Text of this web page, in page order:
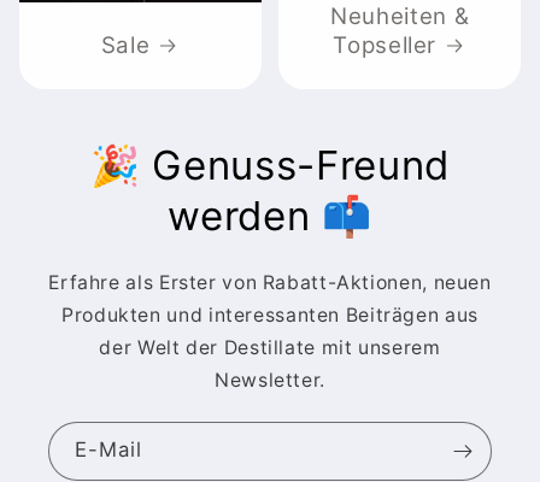
Sale
Neuheiten &
Topseller
🎉 Genuss-Freund
werden 📫
Erfahre als Erster von Rabatt-Aktionen, neuen
Produkten und interessanten Beiträgen aus
der Welt der Destillate mit unserem
Newsletter.
E-Mail